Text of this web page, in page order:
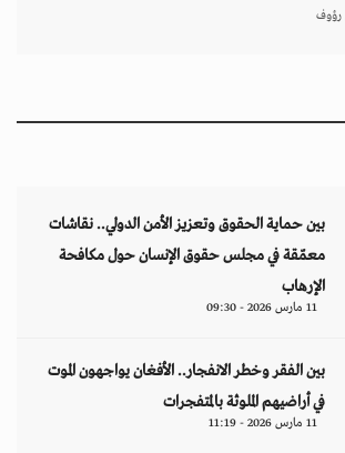
بين حماية الحقوق وتعزيز الأمن الدولي.. نقاشات
معمّقة في مجلس حقوق الإنسان حول مكافحة
الإرهاب
11 مارس 2026 - 09:30
بين الفقر وخطر الانفجار.. الأفغان يواجهون الموت
في أراضيهم الملوثة بالمتفجرات
11 مارس 2026 - 11:19